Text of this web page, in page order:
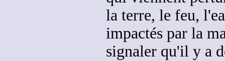
la terre, le feu,
impactés par la
signaler qu'il y a